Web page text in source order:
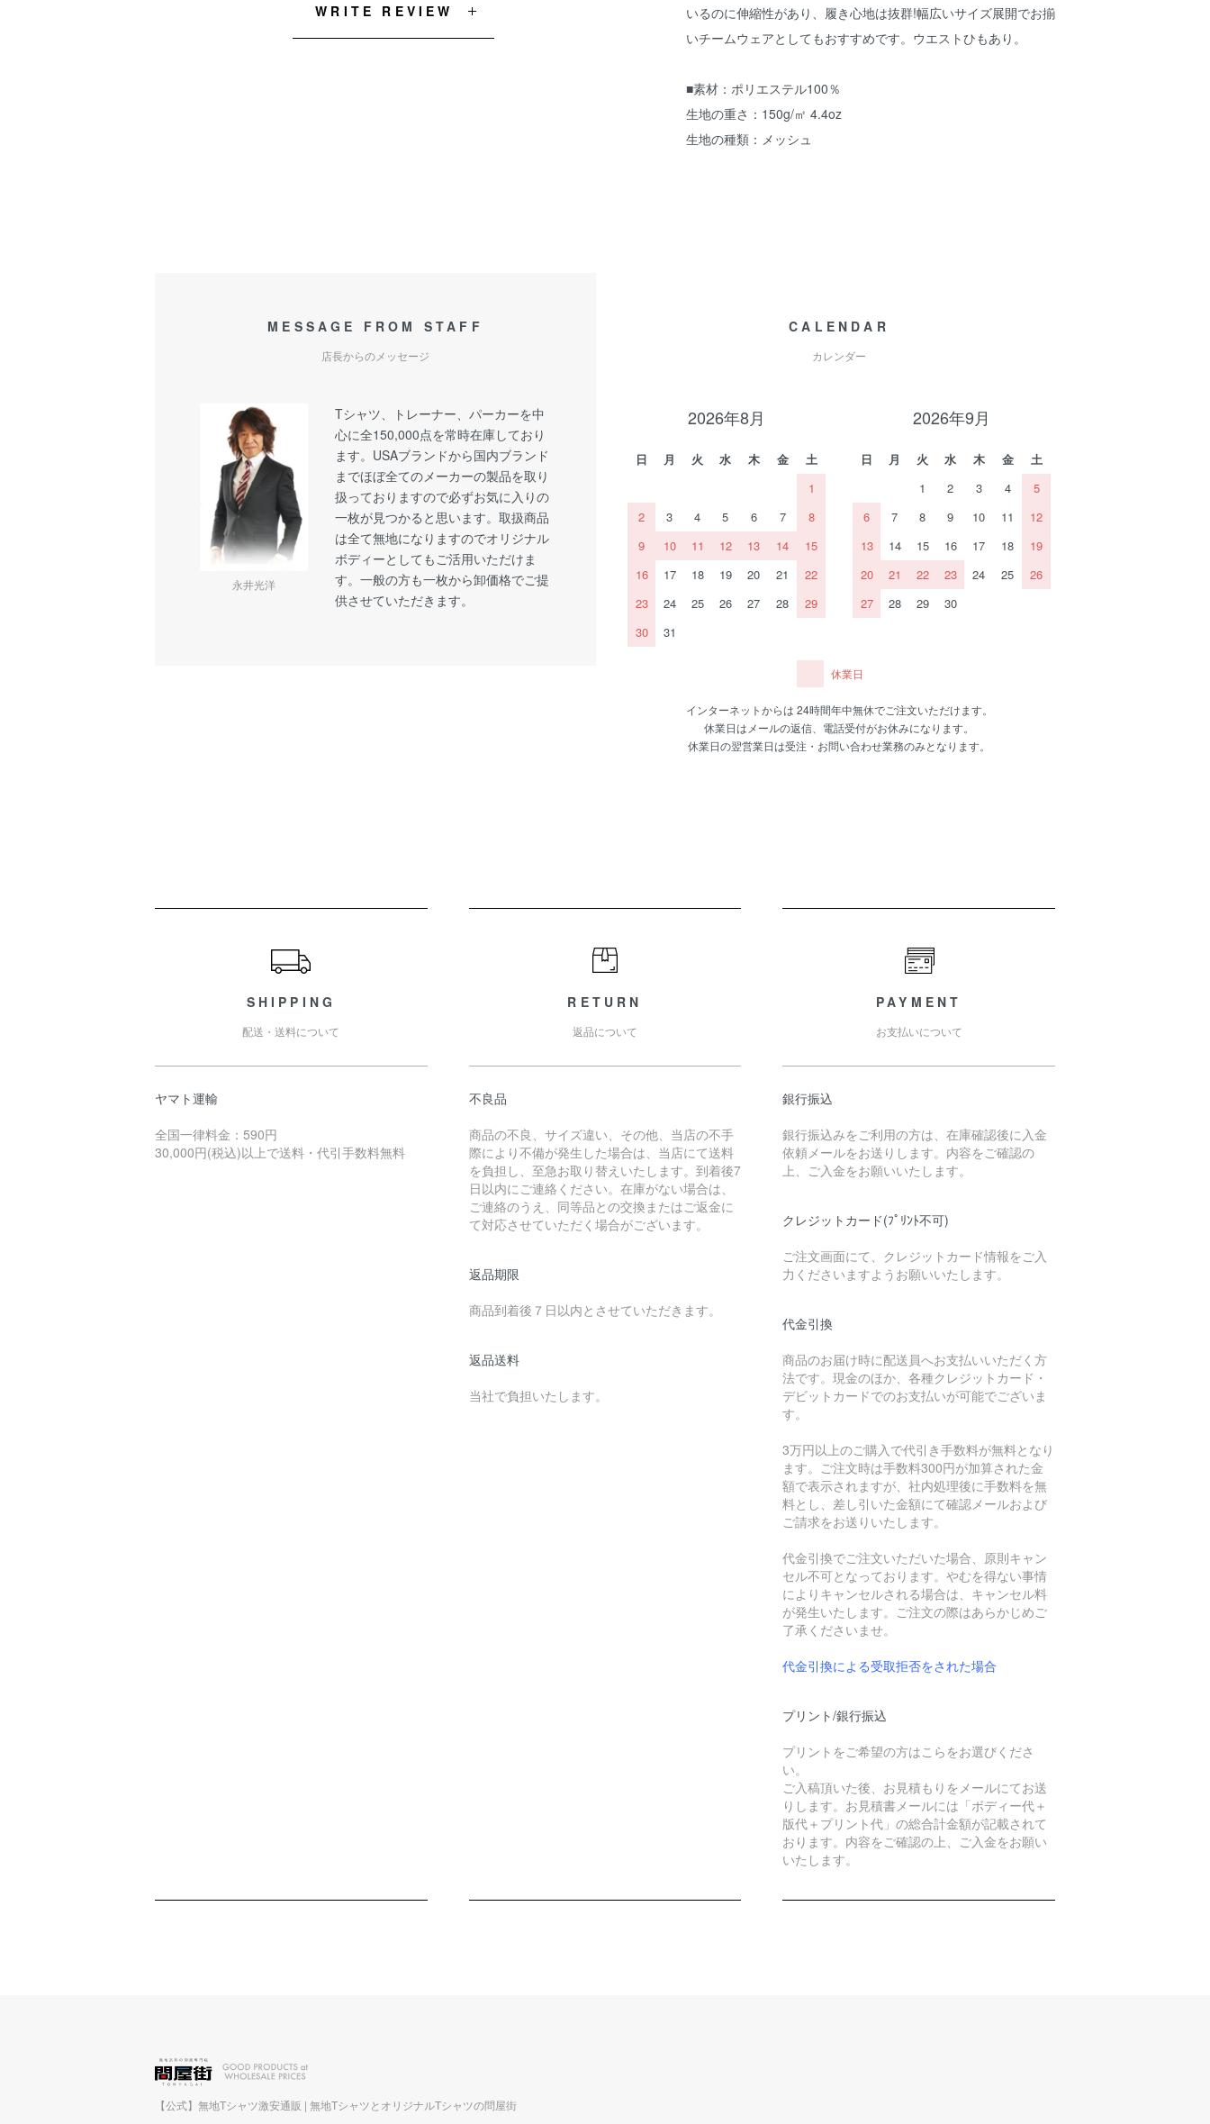
いるのに伸縮性があり、履き心地は抜群!幅広いサイズ展開でお揃
いチームウェアとしてもおすすめです。ウエストひもあり。
■素材：ポリエステル100％
生地の重さ：150g/㎡ 4.4oz
生地の種類：メッシュ
WRITE REVIEW
MESSAGE FROM STAFF
店長からのメッセージ
永井光洋
Tシャツ、トレーナー、パーカーを中
心に全150,000点を常時在庫しており
ます。USAブランドから国内ブランド
までほぼ全てのメーカーの製品を取り
扱っておりますので必ずお気に入りの
一枚が見つかると思います。取扱商品
は全て無地になりますのでオリジナル
ボディーとしてもご活用いただけま
す。一般の方も一枚から卸価格でご提
供させていただきます。
CALENDAR
カレンダー
2026年8月
日 月 火 水 木 金
土
1
2
3 4 5 6 7
8
9
10 11 12 13 14
15
16
17 18 19 20 21
22
23
24 25 26 27 28
29
30
31
2026年9月
日 月 火 水 木 金
土
1
2 3 4
5
6
7 8 9 10 11
12
13
14 15 16 17 18
19
20
21 22 23 24 25
26
27
28 29 30
休業日
インターネットからは 24時間年中無休でご注文いただけます。
休業日はメールの返信、電話受付がお休みになります。
休業日の翌営業日は受注・お問い合わせ業務のみとなります。
SHIPPING
配送・送料について
ヤマト運輸
全国一律料金：590円
30,000円(税込)以上で送料・代引手数料無料
RETURN
返品について
不良品
商品の不良、サイズ違い、その他、当店の不手
際により不備が発生した場合は、当店にて送料
を負担し、至急お取り替えいたします。到着後7
日以内にご連絡ください。在庫がない場合は、
ご連絡のうえ、同等品との交換またはご返金に
て対応させていただく場合がございます。
返品期限
商品到着後７日以内とさせていただきます。
返品送料
当社で負担いたします。
PAYMENT
お支払いについて
銀行振込
銀行振込みをご利用の方は、在庫確認後に入金
依頼メールをお送りします。内容をご確認の
上、ご入金をお願いいたします。
クレジットカード(ﾌﾟﾘﾝﾄ不可)
ご注文画面にて、クレジットカード情報をご入
力くださいますようお願いいたします。
代金引換
商品のお届け時に配送員へお支払いいただく方
法です。現金のほか、各種クレジットカード・
デビットカードでのお支払いが可能でございま
す。
3万円以上のご購入で代引き手数料が無料となり
ます。ご注文時は手数料300円が加算された金
額で表示されますが、社内処理後に手数料を無
料とし、差し引いた金額にて確認メールおよび
ご請求をお送りいたします。
代金引換でご注文いただいた場合、原則キャン
セル不可となっております。やむを得ない事情
によりキャンセルされる場合は、キャンセル料
が発生いたします。ご注文の際はあらかじめご
了承くださいませ。
代金引換による受取拒否をされた場合
プリント/銀行振込
プリントをご希望の方はこらをお選びくださ
い。
ご入稿頂いた後、お見積もりをメールにてお送
りします。お見積書メールには「ボディー代＋
版代＋プリント代」の総合計金額が記載されて
おります。内容をご確認の上、ご入金をお願い
いたします。
【公式】無地Tシャツ激安通販 | 無地TシャツとオリジナルTシャツの問屋街